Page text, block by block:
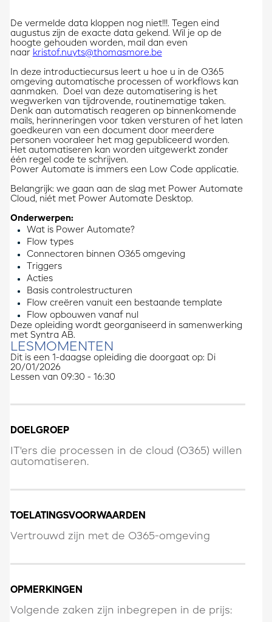
De vermelde data kloppen nog niet!!!. Tegen eind
augustus zijn de exacte data gekend. Wil je op de
hoogte gehouden worden, mail dan even
naar kristof.nuyts@thomasmore.be
In deze introductiecursus leert u hoe u in de O365
omgeving automatische processen of workflows kan
aanmaken. Doel van deze automatisering is het
wegwerken van tijdrovende, routinematige taken.
Denk aan automatisch reageren op binnenkomende
mails, herinneringen voor taken versturen of het laten
goedkeuren van een document door meerdere
personen vooraleer het mag gepubliceerd worden.
Het automatiseren kan worden uitgewerkt zonder
één regel code te schrijven.
Power Automate is immers een Low Code applicatie.
Belangrijk: we gaan aan de slag met Power Automate
Cloud, niét met Power Automate Desktop.
Onderwerpen:
Wat is Power Automate?
Flow types
Connectoren binnen O365 omgeving
Triggers
Acties
Basis controlestructuren
Flow creëren vanuit een bestaande template
Flow opbouwen vanaf nul
Deze opleiding wordt georganiseerd in samenwerking
met Syntra AB.
LESMOMENTEN
Dit is een 1-daagse opleiding die doorgaat op: Di
20/01/2026
Lessen van 09:30 - 16:30
DOELGROEP
IT'ers die processen in de cloud (O365) willen
automatiseren.
TOELATINGSVOORWAARDEN
Vertrouwd zijn met de O365-omgeving
OPMERKINGEN
Volgende zaken zijn inbegrepen in de prijs: